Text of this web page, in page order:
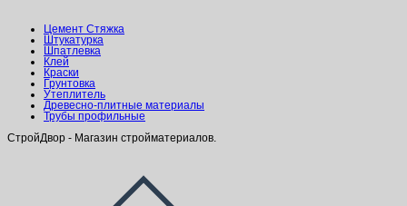
Цемент Стяжка
Штукатурка
Шпатлевка
Клей
Краски
Грунтовка
Утеплитель
Древесно-плитные материалы
Трубы профильные
СтройДвор - Магазин стройматериалов.